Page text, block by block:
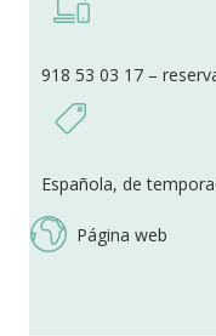
918 53 03 17 –
Española, de
Página web